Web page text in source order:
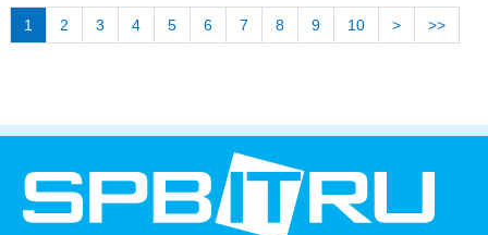
1 2 3 4 5 6 7 8 9 10 > >>